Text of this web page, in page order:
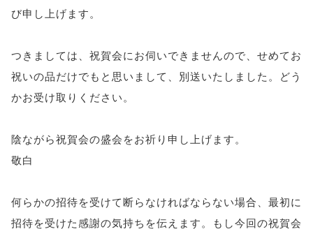
び申し上げます。
つきましては、祝賀会にお伺いできませんので、せめてお
祝いの品だけでもと思いまして、別送いたしました。どう
かお受け取りください。
陰ながら祝賀会の盛会をお祈り申し上げます。
敬白
何らかの招待を受けて断らなければならない場合、最初に
招待を受けた感謝の気持ちを伝えます。もし今回の祝賀会